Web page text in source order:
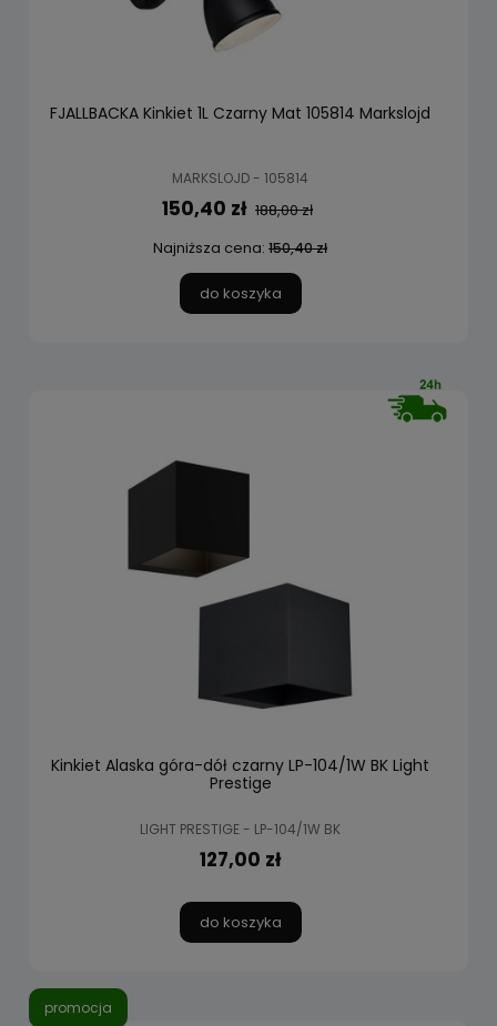
FJALLBACKA Kinkiet 1L Czarny Mat 105814 Markslojd
MARKSLOJD - 105814
150,40 zł 188,00 zł
Najniższa cena: 150,40 zł
do koszyka
Kinkiet Alaska góra-dół czarny LP-104/1W BK Light
Prestige
LIGHT PRESTIGE - LP-104/1W BK
127,00 zł
do koszyka
promocja